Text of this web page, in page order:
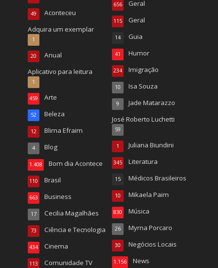
Aconteceu
49
Adquira um exemplar
1
Anual
20
Aplicativo para leitura
1
Arte
459
Beleza
52
Blima Efraim
12
Blog
4
Bom dia Acontece
1.408
Brasil
110
Business
663
Cecilia Magalhães
17
Ciência e Tecnologia
73
Cinema
434
Comunidade TV
113
Geral
656
Geral
115
Guia
14
Humor
41
Imigração
234
Isa Souza
10
Jade Matarazzo
9
José Roberto Luchetti
59
Juliana Biundini
1
Literatura
345
Médicos Brasileiros
15
Mikaela Paim
10
Música
830
Myrna Porcaro
26
Negócios Locais
30
News
1.156